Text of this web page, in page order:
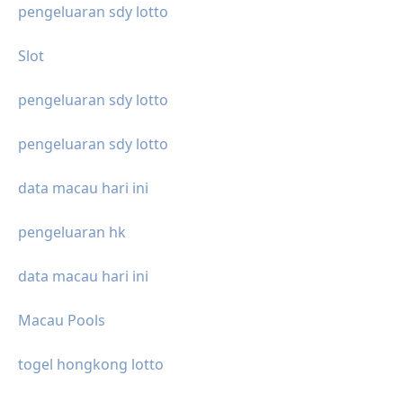
pengeluaran sdy lotto
Slot
pengeluaran sdy lotto
pengeluaran sdy lotto
data macau hari ini
pengeluaran hk
data macau hari ini
Macau Pools
togel hongkong lotto